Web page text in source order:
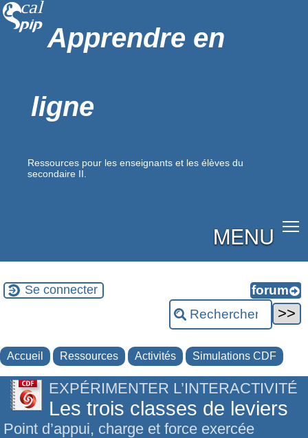
Apprendre en
ligne
Ressources pour les enseignants et les élèves du
secondaire II.
MENU
Se connecter
Accueil Ressources Activités Simulations CDF
EXPÉRIMENTER L’INTERACTIVITÉ
Les trois classes de leviers
Point d’appui, charge et force exercée